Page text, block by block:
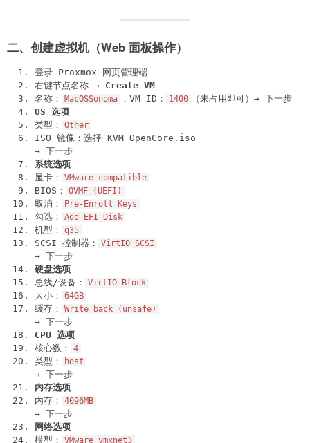
二、创建虚拟机（Web 面板操作）
登录 Proxmox 网页管理端
右键节点名称 → Create VM
名称：
MacOSSonoma ，VM ID： 1400
（未占用即可）→ 下一步
OS 选项
类型：
Other
ISO 镜像：选择 KVM OpenCore.iso
→ 下一步
系统选项
显卡：
VMware compatible
BIOS： OVMF (UEFI)
取消： Pre-Enroll Keys
勾选： Add EFI Disk
机型： q35
SCSI 控制器： VirtIO SCSI
→ 下一步
硬盘选项
总线/设备：
VirtIO Block
大小： 64GB
缓存： Write back (unsafe)
→ 下一步
CPU 选项
核心数：
4
类型： host
→ 下一步
内存选项
内存：
4096MB
→ 下一步
网络选项
模型：
VMware vmxnet3